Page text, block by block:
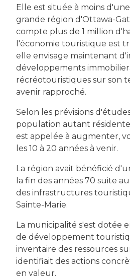
Elle est située à moins
grande région d'Ottawa-
compte plus de 1 million
l'économie touristique est
elle envisage maintenant
développements
récréotouristiques sur son
avenir rapproché.
Selon les prévisions
population autant
est appelée à augmenter,
les 10 à 20 années à venir.
La région avait bénéficié
la fin des années 70 suite
des infrastructures
Sainte-Marie.
La municipalité s'est dotée
de développement
inventaire des ressources
identifiait des actions
en valeur.